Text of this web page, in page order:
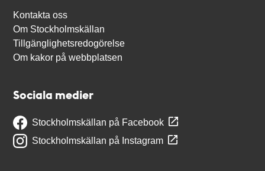
Kontakta oss
Om Stockholmskällan
Tillgänglighetsredogörelse
Om kakor på webbplatsen
Sociala medier
Stockholmskällan på Facebook
Stockholmskällan på Instagram